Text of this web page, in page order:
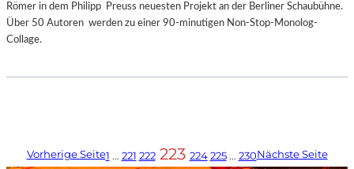
Römer in dem Philipp Preuss neuesten Projekt an der Berliner Schaubühne.
Über 50 Autoren werden zu einer 90-minutigen Non-Stop-Monolog-
Collage.
Vorherige Seite1 … 221 222 223 224 225 … 230Nächste Seite